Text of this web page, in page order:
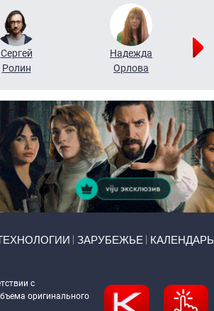
Сергей
Ролин
Надежда
Орлова
ЗАРУБЕЖЬЕ КАЛЕНДАРЬ
с
оригинального